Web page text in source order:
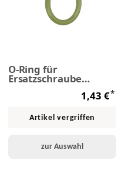
O-Ring für
Ersatzschraube
1,43 €*
Artikel vergriffen
zur Auswahl